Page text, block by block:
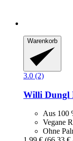
Warenkorb
3.0 (2)
Willi Dungl
Aus 100
Vegane
Ohne